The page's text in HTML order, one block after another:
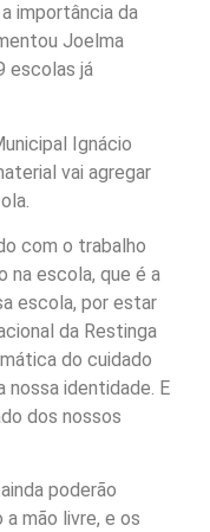
importância da
Joelma
escolas já
Ignácio
vai agregar
com o trabalho
na escola, que é a
escola, por estar
da Restinga
do cuidado
identidade. E
dos nossos
poderão
mão livre, e os